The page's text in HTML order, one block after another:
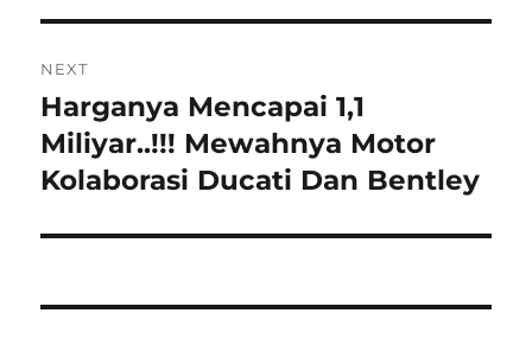
NEXT
Next
post:
Harganya Mencapai 1,1
Miliyar..!!! Mewahnya Motor
Kolaborasi Ducati Dan Bentley